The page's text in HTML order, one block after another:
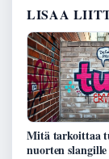
LISAA
Mitä tarkoittaa
nuorten slangille